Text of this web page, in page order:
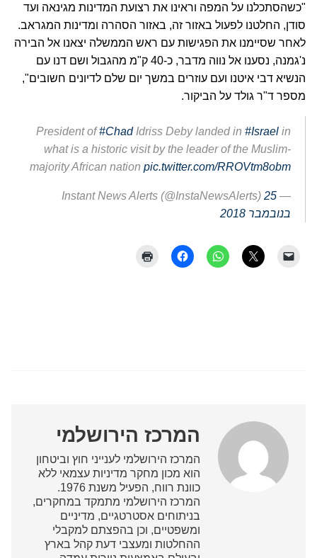
"כשהסתכלנו על המפה וראינו את רצועת המדינות מגינאה ועד
סודן, החלטנו לפעול באזור זה, באזור הסהרה ומדינות המגראב.
לאחר שסיימנו את הפגישות עם ראש הממשלה יצאנו אל הבירה
נ'גמנה, נסענו אל נווה מדבר, כ-40 ק"מ מהגבול ושם דנו עם
הנשיא דבי איטנו ועם עוזרים במשך יום שלם לדיונים חשובים",
מספר ד"ר גולד על הביקור.
President of#ChadIdriss Deby landed in #Israel in
what is a historic visit by the leader of the Muslim-
majority African nation pic.twitter.com/RROVtm8obm
— Instant News Alerts (@InstaNewsAlerts)
25
בנובמבר 2018
המרכז הירושלמי
המרכז הירושלמי לענייני חוץ וביטחון
הוא מכון מחקר מדיניות עצמאי ללא
כוונת רווח, הפעיל משנת 1976.
המרכז הירושלמי מתמקד במחקרים,
בניתוחים אסטרטגיים, מדיניים
ומשפטיים, וכן בהפצתם למקבלי
ההחלטות ומעצבי דעת קהל בארץ